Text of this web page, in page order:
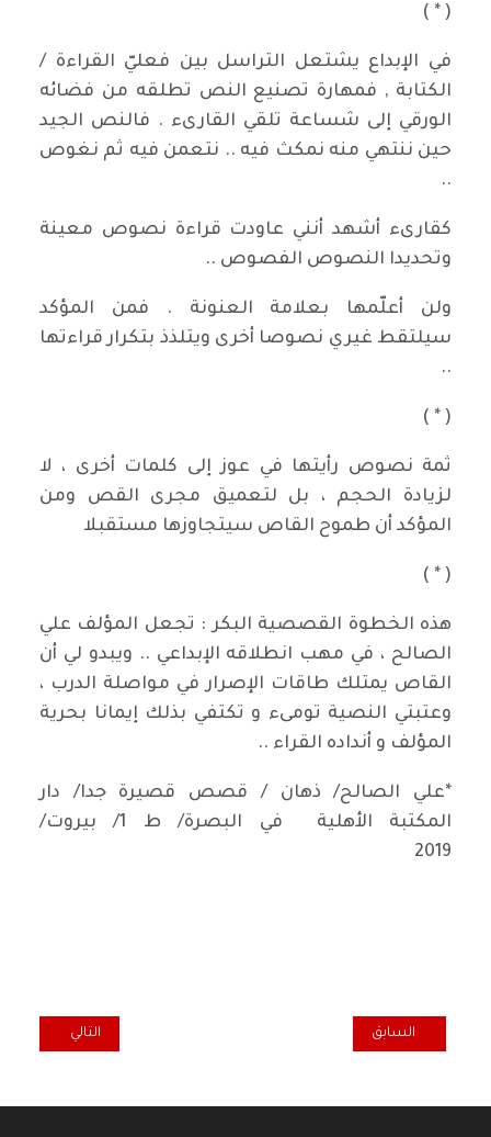
( * )
في الإبداع يشتعل التراسل بين فعليّ القراءة /
الكتابة , فمهارة تصنيع النص تطلقه من فضائه
الورقي إلى شساعة تلقي القارىء . فالنص الجيد
حين ننتهي منه نمكث فيه .. نتعمن فيه ثم نغوص
..
كقارىء أشهد أنني عاودت قراءة نصوص معينة
وتحديدا النصوص الفصوص ..
ولن أعلّمها بعلامة العنونة . فمن المؤكد
سيلتقط غيري نصوصا أخرى ويتلذذ بتكرار قراءتها
..
( * )
ثمة نصوص رأيتها في عوز إلى كلمات أخرى ، لا
لزيادة الحجم ، بل لتعميق مجرى القص ومن
المؤكد أن طموح القاص سيتجاوزها مستقبلا
( * )
هذه الخطوة القصصية البكر : تجعل المؤلف علي
الصالح ، في مهب انطلاقه الإبداعي .. ويبدو لي أن
القاص يمتلك طاقات الإصرار في مواصلة الدرب ،
وعتبتي النصية تومىء و تكتفي بذلك إيمانا بحرية
المؤلف و أنداده القراء ..
*علي الصالح/ ذهان / قصص قصيرة جدا/ دار
المكتبة الأهلية في البصرة/ ط 1/ بيروت/
المقال السابق: المقهى الثقافي بلندن يحتفي بـ١٤ تموز ويكرس أمسيته بالغناء والحديث عن" صعود وهبوط الأغنية وتألقها في السبعينات"
السابق المقال التالي: ضد
التالي